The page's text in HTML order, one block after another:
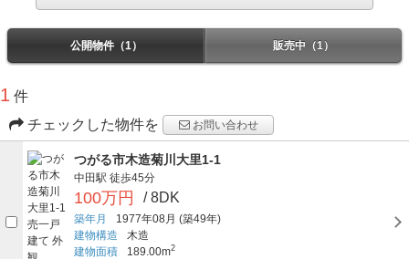
公開物件（1） 販売中（1）
1 件
チェックした物件を
お問い合わせ
つがる市木造菊川大里1-1
中田駅 徒歩45分
100万円 / 8DK
築年月 1977年08月 (築49年)
建物構造
木造
建物面積
189.00m2